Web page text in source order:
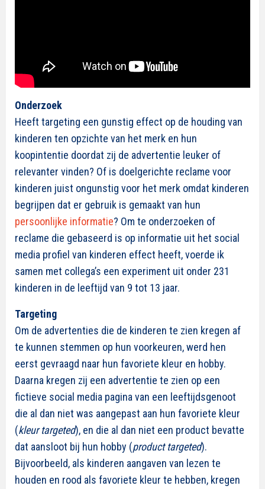
Onderzoek
Heeft targeting een gunstig effect op de houding van
kinderen ten opzichte van het merk en hun
koopintentie doordat zij de advertentie leuker of
relevanter vinden? Of is doelgerichte reclame voor
kinderen juist ongunstig voor het merk omdat kinderen
begrijpen dat er gebruik is gemaakt van hun
persoonlijke informatie? Om te onderzoeken of
reclame die gebaseerd is op informatie uit het social
media profiel van kinderen effect heeft, voerde ik
samen met collega’s een experiment uit onder 231
kinderen in de leeftijd van 9 tot 13 jaar.
Targeting
Om de advertenties die de kinderen te zien kregen af
te kunnen stemmen op hun voorkeuren, werd hen
eerst gevraagd naar hun favoriete kleur en hobby.
Daarna kregen zij een advertentie te zien op een
fictieve social media pagina van een leeftijdsgenoot
die al dan niet was aangepast aan hun favoriete kleur
(kleur targeted), en die al dan niet een product bevatte
dat aansloot bij hun hobby (product targeted).
Bijvoorbeeld, als kinderen aangaven van lezen te
houden en rood als favoriete kleur te hebben, kregen